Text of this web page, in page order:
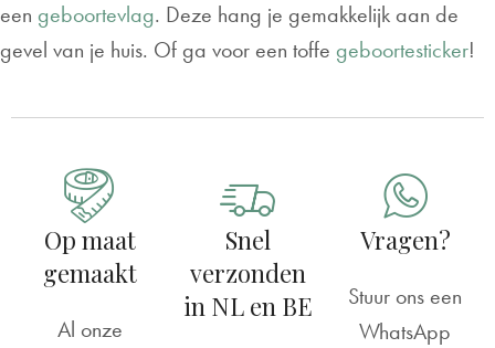
een geboortevlag. Deze hang je gemakkelijk aan de
gevel van je huis. Of ga voor een toffe geboortesticker!
Op maat
gemaakt
Al onze
Snel
verzonden
in NL en BE
Vragen?
Stuur ons een
WhatsApp